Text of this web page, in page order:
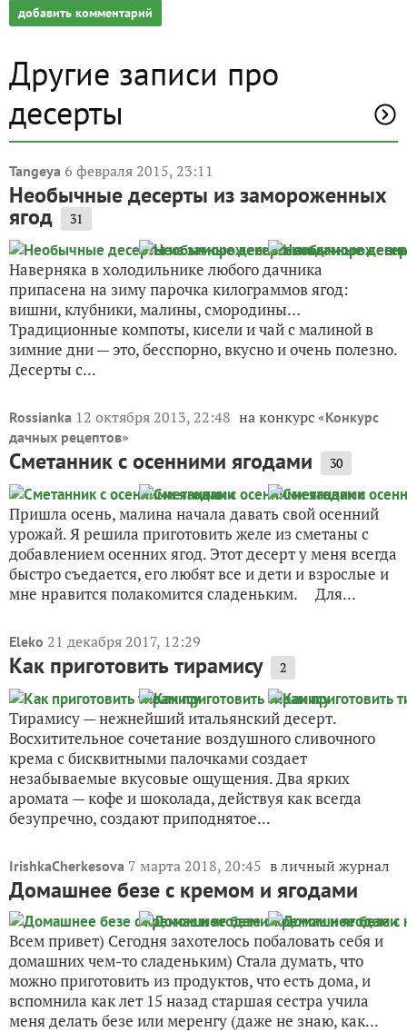
добавить комментарий
Другие записи про
десерты
Tangeya 6 февраля 2015, 23:11
Необычные десерты из замороженных
ягод 31
Наверняка в холодильнике любого дачника
припасена на зиму парочка килограммов ягод:
вишни, клубники, малины, смородины…
Традиционные компоты, кисели и чай с малиной в
зимние дни — это, бесспорно, вкусно и очень полезно.
Десерты с...
Rossianka 12 октября 2013, 22:48 на конкурс «Конкурс
дачных рецептов»
Сметанник с осенними ягодами 30
Пришла осень, малина начала давать свой осенний
урожай. Я решила приготовить желе из сметаны с
добавлением осенних ягод. Этот десерт у меня всегда
быстро съедается, его любят все и дети и взрослые и
мне нравится полакомится сладеньким. Для...
Eleko 21 декабря 2017, 12:29
Как приготовить тирамису 2
Тирамису — нежнейший итальянский десерт.
Восхитительное сочетание воздушного сливочного
крема с бисквитными палочками создает
незабываемые вкусовые ощущения. Два ярких
аромата — кофе и шоколада, действуя как всегда
безупречно, создают приподнятое...
IrishkaCherkesova 7 марта 2018, 20:45 в личный журнал
Домашнее безе с кремом и ягодами
Всем привет) Сегодня захотелось побаловать себя и
домашних чем-то сладеньким) Стала думать, что
можно приготовить из продуктов, что есть дома, и
вспомнила как лет 15 назад старшая сестра учила
меня делать безе или меренгу (даже не знаю, как...